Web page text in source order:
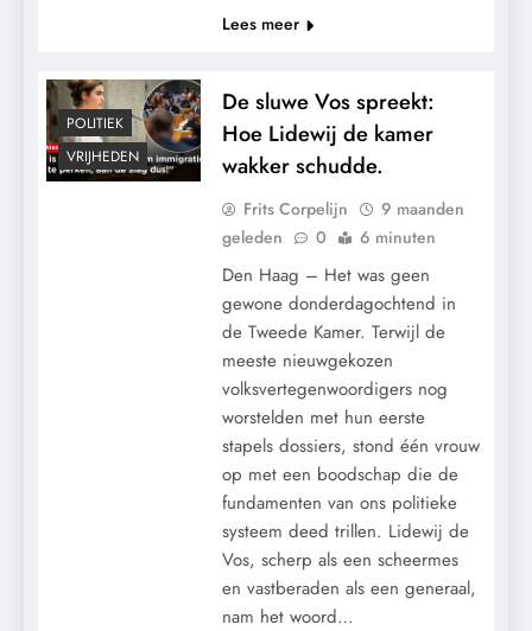
Lees meer
POLITIEK
VRIJHEDEN
De sluwe Vos spreekt:
Hoe Lidewij de kamer
wakker schudde.
Frits Corpelijn
9 maanden
geleden
0 6 minuten
Den Haag – Het was geen
gewone donderdagochtend in
de Tweede Kamer. Terwijl de
meeste nieuwgekozen
volksvertegenwoordigers nog
worstelden met hun eerste
stapels dossiers, stond één vrouw
op met een boodschap die de
fundamenten van ons politieke
systeem deed trillen. Lidewij de
Vos, scherp als een scheermes
en vastberaden als een generaal,
nam het woord…